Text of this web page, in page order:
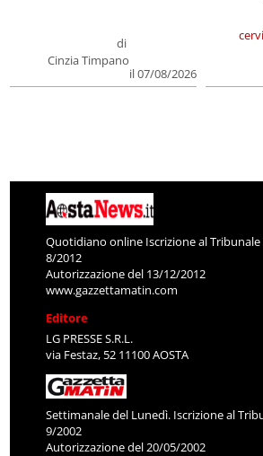
di
Cinzia Timpano
il 07/08/2026
Quotidiano online Iscrizione al Tribunale
8/2012
Autorizzazione del 13/12/2012
www.gazzettamatin.com
Editore
LG PRESSE S.R.L.
via Festaz, 52 11100 AOSTA
Settimanale del Lunedì. Iscrizione al
9/2002
Autorizzazione del 20/05/2002